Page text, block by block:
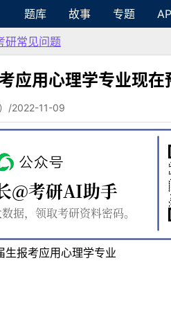
题库 故事 专题
研常见问题
应用心理学专业现
/2022-11-09
生报考应用心理学专业